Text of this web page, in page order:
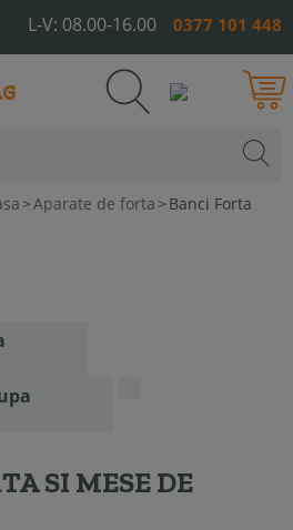
L-V: 08.00-16.00 0377 101 448
>Aparate de forta > Banci Forta
SI MESE DE